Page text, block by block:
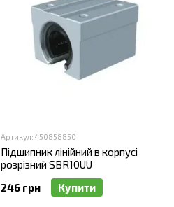
Застосування:
Розрізні лінійні підшипники в
пластмас та інші. Вони
використання.
Якість: Всі наші підшипники
Конкурентні ціни: Ми
Професійна підтримка: Наша
Замовляйте розрізні лінійні
Артикул: 450858850
Підшипник лінійний в корпусі
розрізний SBR10UU
246 грн
Купити